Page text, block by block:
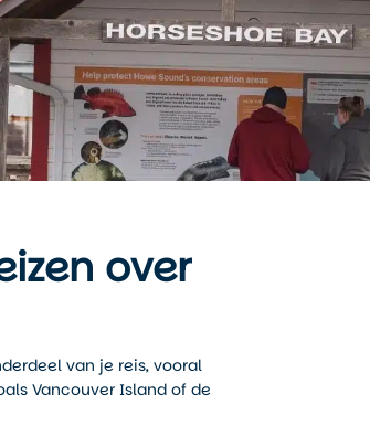
over
van je reis, vooral
Vancouver Island of de